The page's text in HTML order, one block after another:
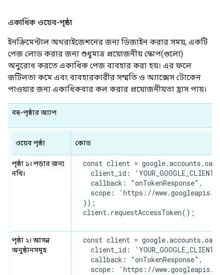
একাধিক ওয়েব-পৃষ্ঠা
ইনক্রিমেন্টাল অথরাইজেশনের জন্য ডিজাইন করার সময়, একটি
পেজ লোড করার জন্য শুধুমাত্র প্রয়োজনীয় স্কোপ(গুলো)
অনুরোধ করতে একাধিক পেজ ব্যবহার করা হয়। এর ফলে
জটিলতা কমে এবং ব্যবহারকারীর সম্মতি ও অ্যাক্সেস টোকেন
পাওয়ার জন্য একাধিকবার কল করার প্রয়োজনীয়তা হ্রাস পায়।
বহু-পৃষ্ঠার অ্যাপ
ওয়েব পৃষ্ঠা কোড
পৃষ্ঠা ১। পড়ার জন্য
নথি।
const client =
client_id:
    callback: "onTokenResponse",
scope: 'https://
  });
  client.requestAccessToken();
পৃষ্ঠা ২। আসন্ন
অনুষ্ঠানসমূহ
const client =
client_id:
    callback: "onTokenResponse",
scope: 'https://